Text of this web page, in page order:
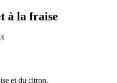
à la fraise
et du citron.